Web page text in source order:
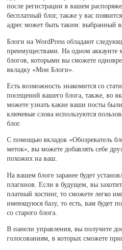
после регистрации в вашем
бесплатный блог, также у вас
адрес может быть таким: выбранный
Блоги на WordPress обладают
преимуществами. На одном аккаунте
блогов, которыми вы сможете
вкладку «Мои Блоги».
Есть возможность знакомится со
посещений вашего блога, также, во
можете узнать какие ваши посты
ключевые слова используются
блог.
С помощью вкладок «Обозреватель
меток», вы можете добавлять себе
похожих на ваш.
На вашем блоге заранее будет
плагинов. Если в будущем, вы
платный хостинг, то сможете легко
имеющуюся базу, то есть, вам будет
со старого блога.
В панели управления, вы получите
голосованиям, в которых сможете